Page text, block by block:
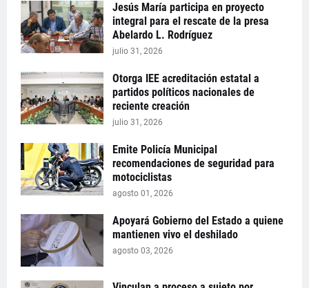
Jesús María participa en proyecto
integral para el rescate de la presa
Abelardo L. Rodríguez
julio 31, 2026
Otorga IEE acreditación estatal a
partidos políticos nacionales de
reciente creación
julio 31, 2026
Emite Policía Municipal
recomendaciones de seguridad para
motociclistas
agosto 01, 2026
Apoyará Gobierno del Estado a quiene
mantienen vivo el deshilado
agosto 03, 2026